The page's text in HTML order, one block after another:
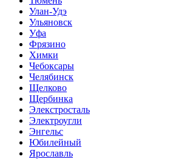
Улан-Удэ
Ульяновск
Уфа
Фрязино
Химки
Чебоксары
Челябинск
Щелково
Щербинка
Элекстросталь
Электроугли
Энгельс
Юбилейный
Ярославль